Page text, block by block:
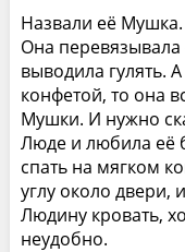
Назвали её
Она
выводила гулять.
конфетой, то она
Мушки. И нужно
Люде и любила её
спать на мягком
углу около двери,
Людину кровать,
неудобно.